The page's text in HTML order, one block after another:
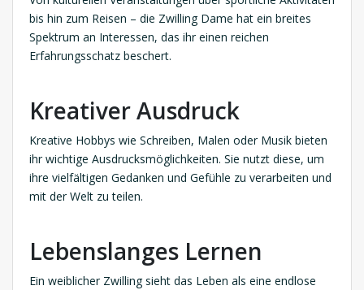
bis hin zum Reisen – die Zwilling Dame hat ein breites
Spektrum an Interessen, das ihr einen reichen
Erfahrungsschatz beschert.
Kreativer Ausdruck
Kreative Hobbys wie Schreiben, Malen oder Musik bieten
ihr wichtige Ausdrucksmöglichkeiten. Sie nutzt diese, um
ihre vielfältigen Gedanken und Gefühle zu verarbeiten und
mit der Welt zu teilen.
Lebenslanges Lernen
Ein weiblicher Zwilling sieht das Leben als eine endlose